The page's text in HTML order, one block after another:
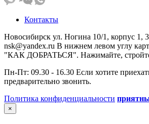
Контакты
Новосибирск ул. Ногина 10/1, корпус 1,
nsk@yandex.ru В нижнем левом углу
"КАК ДОБРАТЬСЯ". Нажимайте,
Пн-Пт: 09.30 - 16.30 Если хотите
предварительно звонить.
Политика конфиденциальности
×